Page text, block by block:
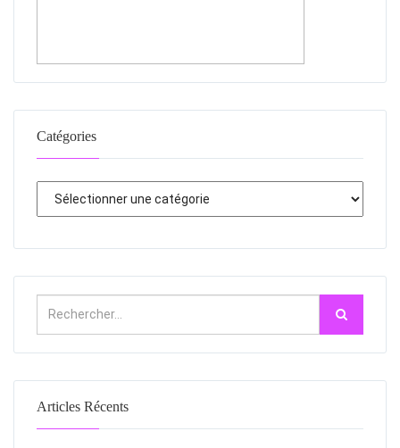
Catégories
Articles Récents